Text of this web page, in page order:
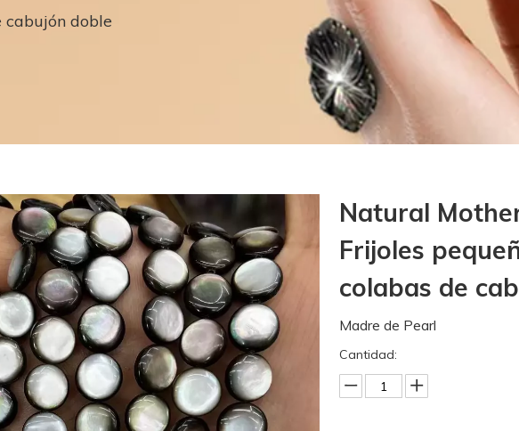
cabujón doble
Natural
Frijoles
colabas de
Madre de Pearl
Cantidad: